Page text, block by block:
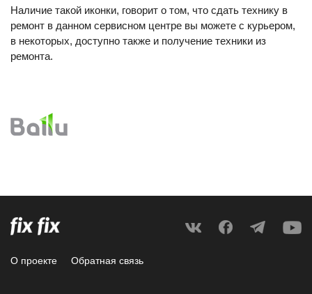
Наличие такой иконки, говорит о том, что сдать технику в
ремонт в данном сервисном центре вы можете с курьером,
в некоторых, доступно также и получение техники из
ремонта.
О проекте Обратная связь